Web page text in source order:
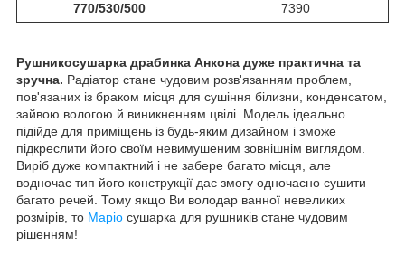
770/530/500
7390
Рушникосушарка драбинка Анкона дуже практична та
зручна. Радіатор стане чудовим розв'язанням проблем,
пов'язаних із браком місця для сушіння білизни, конденсатом,
зайвою вологою й виникненням цвілі. Модель ідеально
підійде для приміщень із будь-яким дизайном і зможе
підкреслити його своїм невимушеним зовнішнім виглядом.
Виріб дуже компактний і не забере багато місця, але
водночас тип його конструкції дає змогу одночасно сушити
багато речей. Тому якщо Ви володар ванної невеликих
розмірів, то Маріо сушарка для рушників стане чудовим
рішенням!